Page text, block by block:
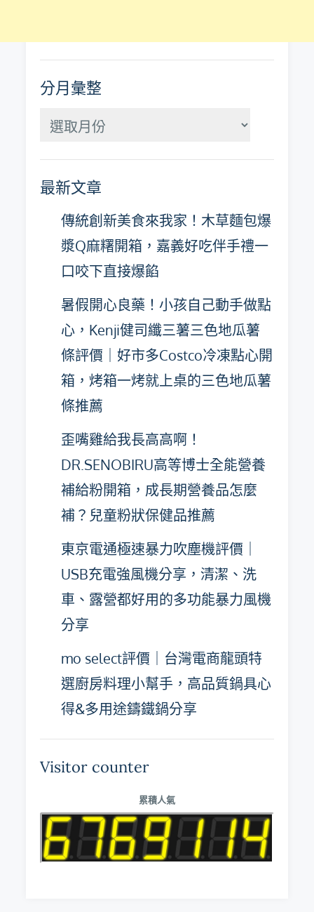
分月彙整
分
整
最新文章
傳統創新美食來我家！木草麵包爆
漿Q麻糬開箱，嘉義好吃伴手禮一
口咬下直接爆餡
暑假開心良藥！小孩自己動手做點
心，Kenji健司纖三薯三色地瓜薯
條評價｜好市多Costco冷凍點心開
箱，烤箱一烤就上桌的三色地瓜薯
條推薦
歪嘴雞給我長高高啊！
DR.SENOBIRU高等博士全能營養
補給粉開箱，成長期營養品怎麼
補？兒童粉狀保健品推薦
東京電通極速暴力吹塵機評價｜
USB充電強風機分享，清潔、洗
車、露營都好用的多功能暴力風機
分享
mo select評價｜台灣電商龍頭特
選廚房料理小幫手，高品質鍋具心
得&多用途鑄鐵鍋分享
Visitor counter
累積人氣